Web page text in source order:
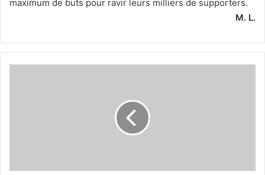
maximum de buts pour ravir leurs milliers de supporters.
M. L.